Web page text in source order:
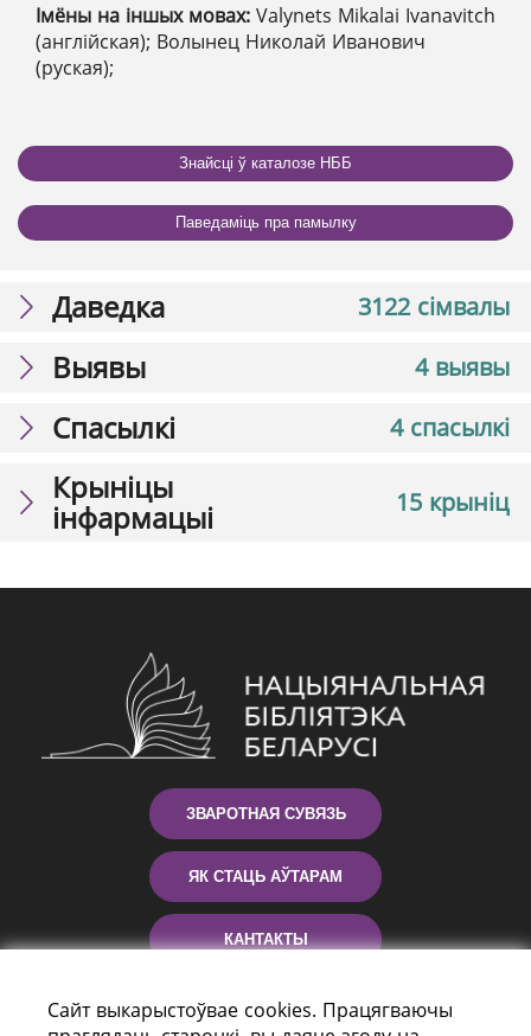
Імёны на іншых мовах: Valynets Mikalai Ivanavitch
(англійская); Волынец Николай Иванович
(руская);
Знайсці ў каталозе НББ
Паведаміць пра памылку
3122 сімвалы
Даведка
4 выявы
Выявы
4 спасылкі
Спасылкі
15 крыніц
Крыніцы
інфармацыі
ЗВАРОТНАЯ СУВЯЗЬ
ЯК СТАЦЬ АЎТАРАМ
КАНТАКТЫ
ДАПАМОГА
Сайт выкарыстоўвае cookies. Працягваючы